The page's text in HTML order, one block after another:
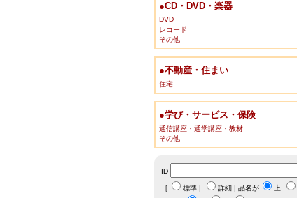
●CD・DVD・楽器
DVD
レコード
その他
●不動産・住まい
住宅
●学び・サービス・保険
通信講座・通学講座・教材
その他
ID
［ 標準 | 詳細 | 品名が 上